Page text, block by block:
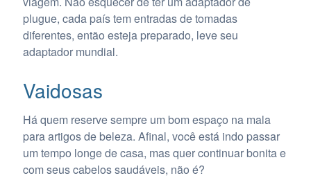
plugue, cada país tem entradas de tomadas
diferentes, então esteja preparado, leve seu
adaptador mundial.
Vaidosas
Há quem reserve sempre um bom espaço na mala
para artigos de beleza. Afinal, você está indo passar
um tempo longe de casa, mas quer continuar bonita e
com seus cabelos saudáveis, não é?